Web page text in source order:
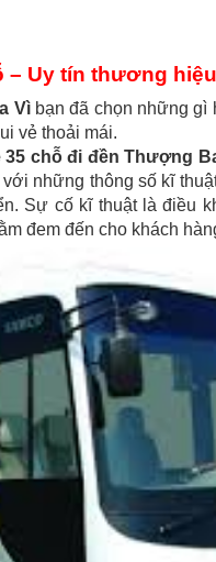
Uy tín thương
Vìbạn đã chọn những gì
vẻ thoải mái.
35 chỗ đi đền Thượng
với những thông số kĩ
Sự cố kĩ thuật là điều
đem đến cho khách